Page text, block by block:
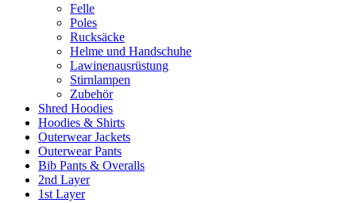
Felle
Poles
Rucksäcke
Helme und Handschuhe
Lawinenausrüstung
Stirnlampen
Zubehör
Shred Hoodies
Hoodies & Shirts
Outerwear Jackets
Outerwear Pants
Bib Pants & Overalls
2nd Layer
1st Layer